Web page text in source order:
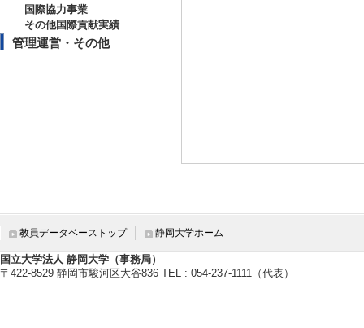
国際協力事業
その他国際貢献実績
管理運営・その他
教員データベーストップ 静岡大学ホーム
国立大学法人 静岡大学（事務局）
〒422-8529 静岡市駿河区大谷836 TEL : 054-237-1111（代表）